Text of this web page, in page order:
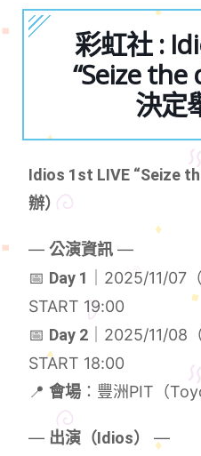
彩虹社 :
“Seize the
決定
Idios 1st LIVE “Seize
辦）
—公演資訊 —
📅 Day 1
｜2025/11/07
START 19:00
📅 Day 2 ｜2025/11/08
START 18:00
📍會場 ：豐洲PIT（
— 出演（Idios）
—